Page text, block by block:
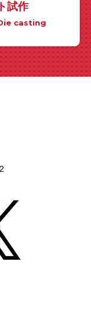
試作
casting